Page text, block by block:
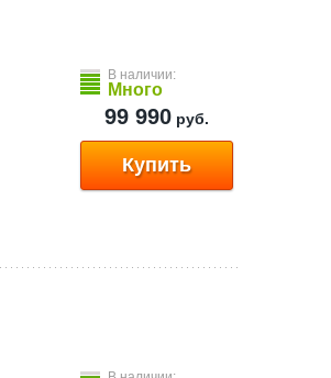
В наличии:
Много
99 990 руб.
Купить